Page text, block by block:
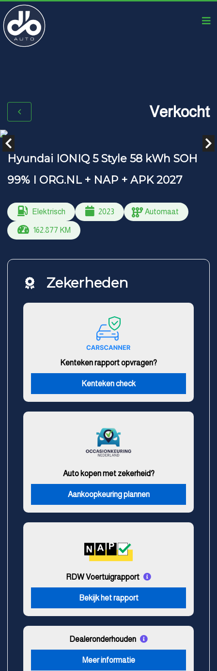
Verkocht
Hyundai IONIQ 5 Style 58 kWh SOH
99% I ORG.NL + NAP + APK 2027
Elektrisch 2023 Automaat
162.877 KM
Zekerheden
Kenteken rapport opvragen?
Kenteken check
Auto kopen met zekerheid?
Aankoopkeuring plannen
RDW Voertuigrapport
Bekijk het rapport
Dealeronderhouden
Meer informatie